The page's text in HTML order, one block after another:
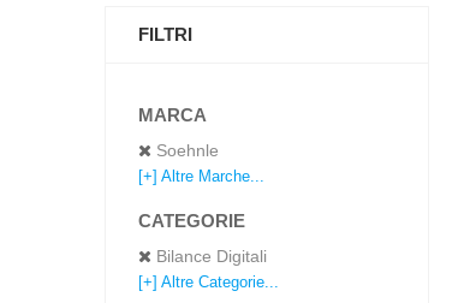
FILTRI
MARCA
Soehnle
[+] Altre Marche...
CATEGORIE
Bilance Digitali
[+] Altre Categorie...